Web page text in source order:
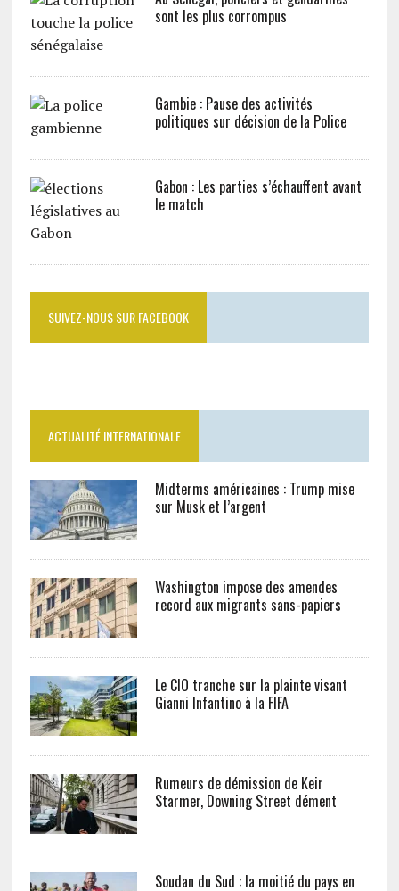
sont les plus corrompus
Gambie : Pause des activités
politiques sur décision de la Police
Gabon : Les parties s’échauffent avant
le match
SUIVEZ-NOUS SUR FACEBOOK
ACTUALITÉ INTERNATIONALE
Midterms américaines : Trump mise
sur Musk et l’argent
Washington impose des amendes
record aux migrants sans-papiers
Le CIO tranche sur la plainte visant
Gianni Infantino à la FIFA
Rumeurs de démission de Keir
Starmer, Downing Street dément
Soudan du Sud : la moitié du pays en